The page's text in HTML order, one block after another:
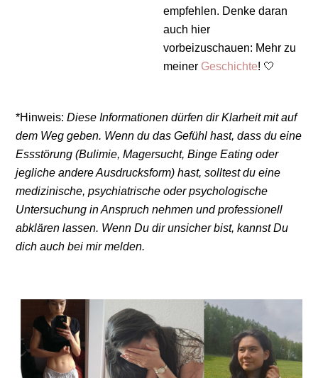
empfehlen. Denke daran
auch hier
vorbeizuschauen: Mehr zu
meiner Geschichte! 🤍
*Hinweis:Diese Informationen dürfen dir Klarheit mit auf
dem Weg geben. Wenn du das Gefühl hast, dass du eine
Essstörung (Bulimie, Magersucht, Binge Eating oder
jegliche andere Ausdrucksform) hast, solltest du eine
medizinische, psychiatrische oder psychologische
Untersuchung in Anspruch nehmen und professionell
abklären lassen. Wenn Du dir unsicher bist, kannst Du
dich auch bei mir melden.